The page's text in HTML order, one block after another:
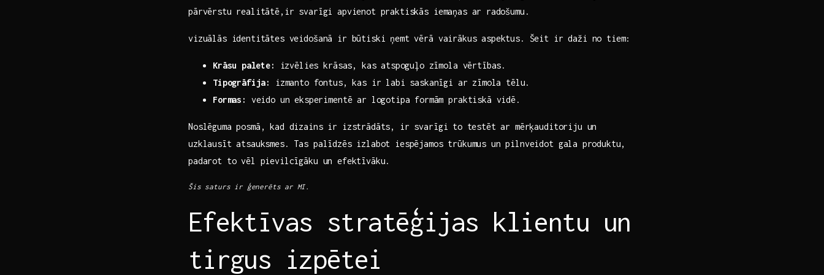
pārvērstu realitātē,ir svarīgi apvienot praktiskās​ iemaņas ar⁤ radošumu.
vizuālās ‍identitātes veidošanā ‌ir būtiski‍ ņemt vērā vairākus aspektus. Šeit‌ ir daži no tiem:
Krāsu⁤ palete:
izvēlies krāsas, kas atspoguļo zīmola vērtības.
Tipogrāfija:
izmanto ​fontus, kas ir labi‌ saskanīgi ⁣ar zīmola tēlu.
Formas:
veido un​ eksperimentē‍ ar logotipa formām praktiskā‌ vidē.
Noslēguma posmā, kad dizains ir izstrādāts, ir svarīgi⁤ to‍ testēt ar ‌mērķauditoriju un
uzklausīt atsauksmes. Tas palīdzēs izlabot iespējamos trūkumus un pilnveidot gala⁢ produktu,
padarot to ​vēl pievilcīgāku un efektīvāku.
Šis saturs​ ir ģenerēts⁢ ar⁣ MI.
Efektīvas stratēģijas klientu un
tirgus izpētei